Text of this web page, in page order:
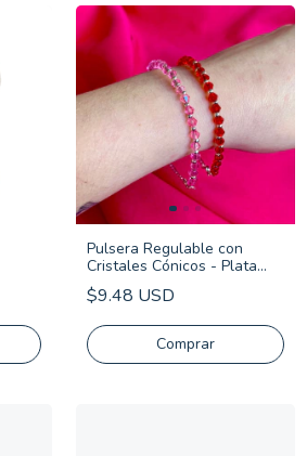
Pulsera Regulable con
Cristales Cónicos - Plata
925
$9.48 USD
Comprar